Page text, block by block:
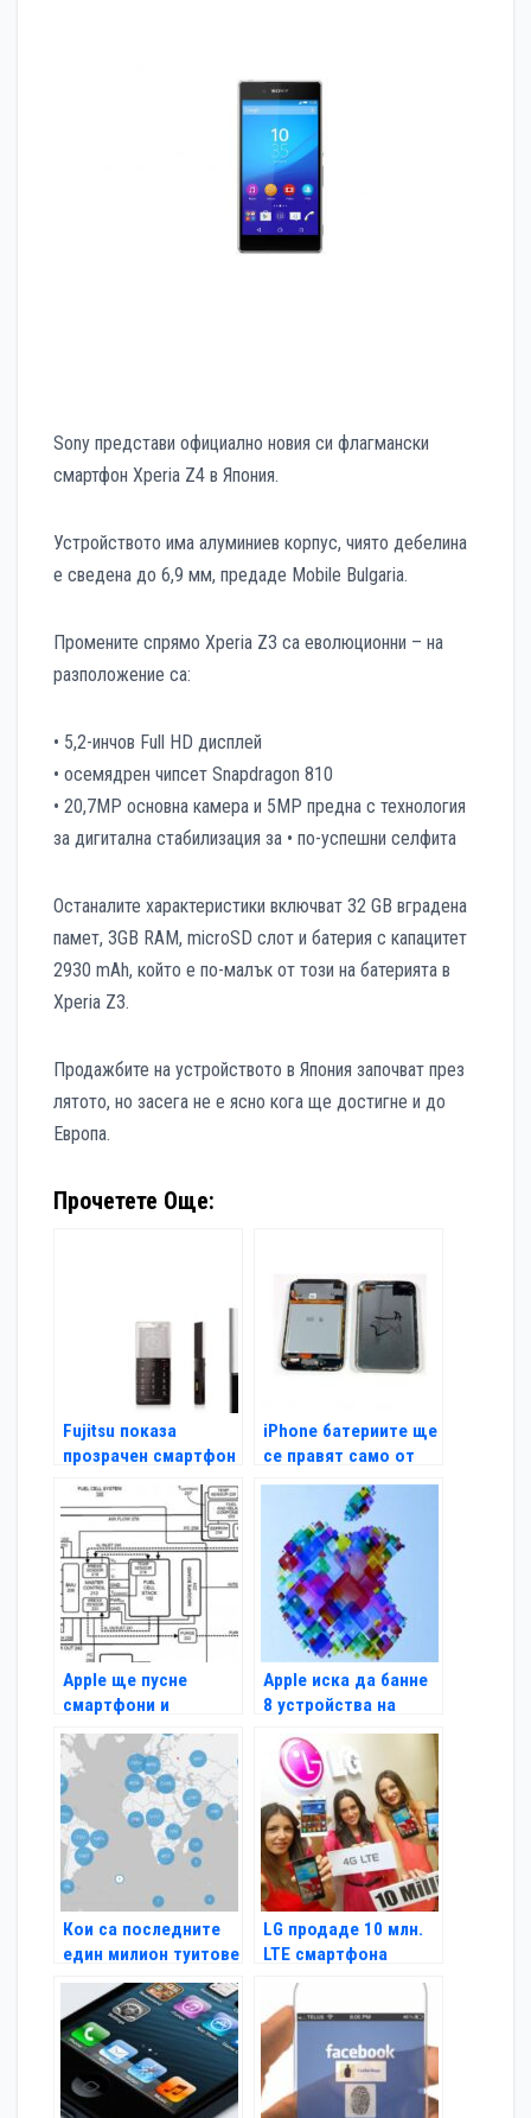
Sonу представи официално новия си флагмански
смартфон Xperia Z4 в Япония.
Устройството има алуминиев корпус, чиято дебелина
е сведена до 6,9 мм, предаде Mobile Bulgaria.
Промените спрямо Xperia Z3 са еволюционни – на
разположение са:
• 5,2-инчов Full HD дисплей
• осемядрен чипсет Snapdragon 810
• 20,7MР основна камера и 5МР предна с технология
за дигитална стабилизация за • по-успешни селфита
Останалите характеристики включват 32 GB вградена
памет, 3GB RAM, microSD слот и батерия с капацитет
2930 mAh, който е по-малък от този на батерията в
Xperia Z3.
Продажбите на устройството в Япония започват през
лятото, но засега не е ясно кога ще достигне и до
Европа.
Прочетете Още:
Fujitsu показа
прозрачен смартфон
iPhone батериите ще
се правят само от
два доставчика
Apple ще пусне
смартфони и
лаптопи на
водородно гориво?
Apple иска да банне
8 устройства на
Samsung в САЩ
Кои са последните
един милион туитове
LG продаде 10 млн.
LTE смартфона